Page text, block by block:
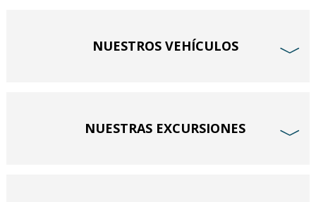
NUESTROS VEHÍCULOS ﹀
NUESTRAS EXCURSIONES ﹀